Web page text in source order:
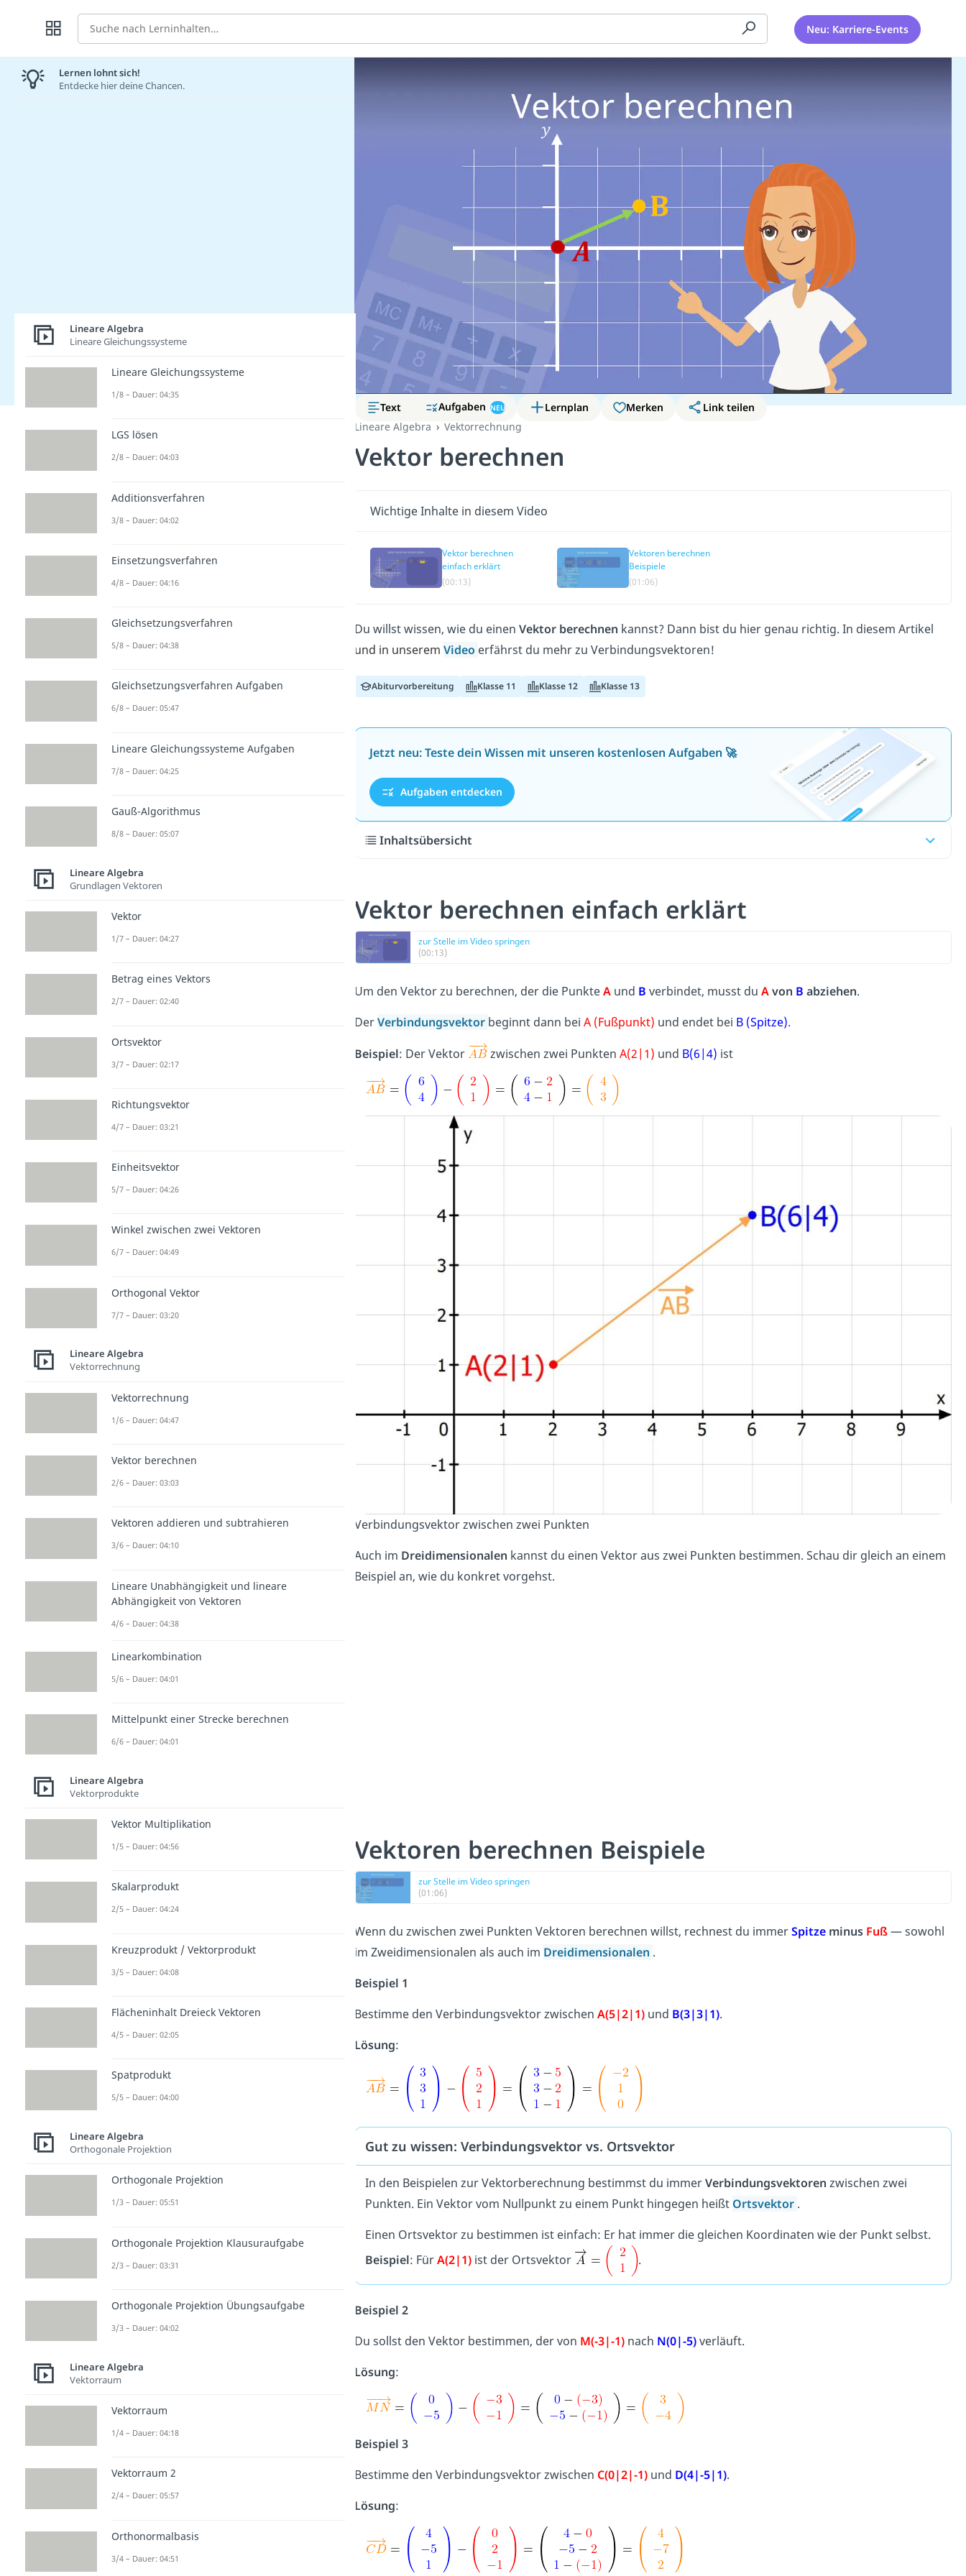
Suche Neu: Karriere-Events
Text Aufgaben NEU Lernplan Merken
Link teilen
Lineare Algebra
Vektorrechnung
Vektor berechnen
Wichtige Inhalte in diesem Video
Vektor berechnen
einfach erklärt
(00:13)
Vektoren berechnen
Beispiele
(01:06)
Du willst wissen, wie du einen Vektor berechnen kannst? Dann bist du hier genau richtig. In diesem Artikel
und in unserem Video erfährst du mehr zu Verbindungsvektoren!
Abiturvorbereitung Klasse 11 Klasse 12 Klasse 13
Jetzt neu: Teste dein Wissen mit unseren kostenlosen Aufgaben 🚀
Aufgaben entdecken
Inhaltsübersicht
Vektor berechnen einfach erklärt
zur Stelle im Video springen
(00:13)
Um den Vektor zu berechnen, der die PunkteAund B verbindet, musst du Avon B abziehen.
DerVerbindungsvektor beginnt dann bei A (Fußpunkt) und endet bei B (Spitze).
Beispiel: Der Vektor zwischen zwei Punkten A(2|1) und B(6|4) ist
Verbindungsvektor zwischen zwei Punkten
Auch im Dreidimensionalen kannst du einen Vektor aus zwei Punkten bestimmen. Schau dir gleich an einem
Beispiel an, wie du konkret vorgehst.
Vektoren berechnen Beispiele
zur Stelle im Video springen
(01:06)
Wenn du zwischen zwei Punkten Vektoren berechnen willst, rechnest du immerSpitzeminus Fuß— sowohl
im Zweidimensionalen als auch im Dreidimensionalen .
Beispiel 1
Bestimme den Verbindungsvektor zwischen A(5|2|1)und B(3|3|1).
Lösung:
Gut zu wissen: Verbindungsvektor vs. Ortsvektor
In den Beispielen zur Vektorberechnung bestimmst du immerVerbindungsvektoren zwischen zwei
Punkten. Ein Vektor vom Nullpunkt zu einem Punkt hingegen heißt Ortsvektor .
Einen Ortsvektor zu bestimmen ist einfach: Er hat immer die gleichen Koordinaten wie der Punkt selbst.
Beispiel: FürA(2|1)ist der Ortsvektor .
Beispiel 2
Du sollst den Vektor bestimmen, der von M(-3|-1)nach N(0|-5)verläuft.
Lösung:
Beispiel 3
Bestimme den Verbindungsvektor zwischen C(0|2|-1)und D(4|-5|1).
Lösung:
Lernen lohnt sich!
Entdecke hier deine Chancen.
Lineare Algebra
Lineare Gleichungssysteme
Lineare Gleichungssysteme
1/8 – Dauer: 04:35
LGS lösen
2/8 – Dauer: 04:03
Additionsverfahren
3/8 – Dauer: 04:02
Einsetzungsverfahren
4/8 – Dauer: 04:16
Gleichsetzungsverfahren
5/8 – Dauer: 04:38
Gleichsetzungsverfahren Aufgaben
6/8 – Dauer: 05:47
Lineare Gleichungssysteme Aufgaben
7/8 – Dauer: 04:25
Gauß-Algorithmus
8/8 – Dauer: 05:07
Lineare Algebra
Grundlagen Vektoren
Vektor
1/7 – Dauer: 04:27
Betrag eines Vektors
2/7 – Dauer: 02:40
Ortsvektor
3/7 – Dauer: 02:17
Richtungsvektor
4/7 – Dauer: 03:21
Einheitsvektor
5/7 – Dauer: 04:26
Winkel zwischen zwei Vektoren
6/7 – Dauer: 04:49
Orthogonal Vektor
7/7 – Dauer: 03:20
Lineare Algebra
Vektorrechnung
Vektorrechnung
1/6 – Dauer: 04:47
Vektor berechnen
2/6 – Dauer: 03:03
Vektoren addieren und subtrahieren
3/6 – Dauer: 04:10
Lineare Unabhängigkeit und lineare
Abhängigkeit von Vektoren
4/6 – Dauer: 04:38
Linearkombination
5/6 – Dauer: 04:01
Mittelpunkt einer Strecke berechnen
6/6 – Dauer: 04:01
Lineare Algebra
Vektorprodukte
Vektor Multiplikation
1/5 – Dauer: 04:56
Skalarprodukt
2/5 – Dauer: 04:24
Kreuzprodukt / Vektorprodukt
3/5 – Dauer: 04:08
Flächeninhalt Dreieck Vektoren
4/5 – Dauer: 02:05
Spatprodukt
5/5 – Dauer: 04:00
Lineare Algebra
Orthogonale Projektion
Orthogonale Projektion
1/3 – Dauer: 05:51
Orthogonale Projektion Klausuraufgabe
2/3 – Dauer: 03:31
Orthogonale Projektion Übungsaufgabe
3/3 – Dauer: 04:02
Lineare Algebra
Vektorraum
Vektorraum
1/4 – Dauer: 04:18
Vektorraum 2
2/4 – Dauer: 05:57
Orthonormalbasis
3/4 – Dauer: 04:51